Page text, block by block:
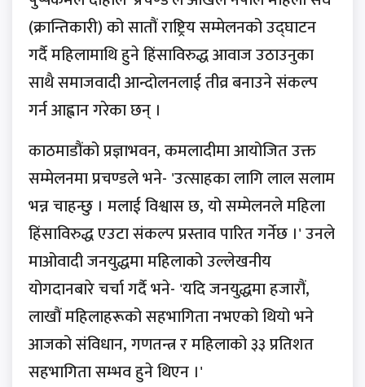
(क्रान्तिकारी) को सातौं राष्ट्रिय सम्मेलनको उद्घाटन
गर्दै महिलामाथि हुने हिंसाविरुद्ध आवाज उठाउनुका
साथै समाजवादी आन्दोलनलाई तीव्र बनाउने संकल्प
गर्न आह्वान गरेका छन् ।
काठमाडौंको प्रज्ञाभवन, कमलादीमा आयोजित उक्त
सम्मेलनमा प्रचण्डले भने- 'उत्साहका लागि लाल सलाम
भन्न चाहन्छु । मलाई विश्वास छ, यो सम्मेलनले महिला
हिंसाविरुद्ध एउटा संकल्प प्रस्ताव पारित गर्नेछ ।' उनले
माओवादी जनयुद्धमा महिलाको उल्लेखनीय
योगदानबारे चर्चा गर्दै भने- 'यदि जनयुद्धमा हजारौं,
लाखौं महिलाहरूको सहभागिता नभएको थियो भने
आजको संविधान, गणतन्त्र र महिलाको ३३ प्रतिशत
सहभागिता सम्भव हुने थिएन ।'